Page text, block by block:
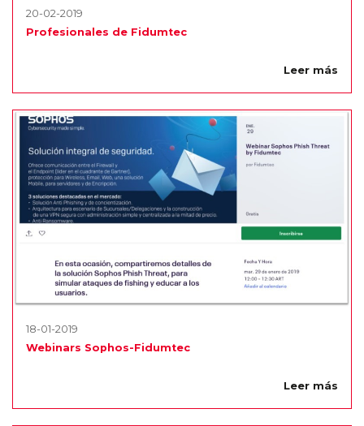
20-02-2019
Profesionales de Fidumtec
Leer más
18-01-2019
Webinars Sophos-Fidumtec
Leer más